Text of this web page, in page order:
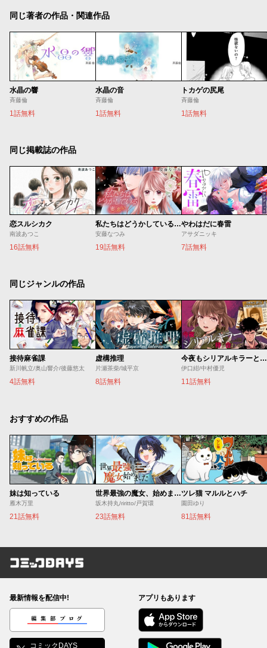
同じ著者の作品・関連作品
水晶の響
斉藤倫
1話無料
水晶の音
斉藤倫
1話無料
トカゲの尻尾
斉藤倫
1話無料
同じ掲載誌の作品
恋スルシカク
南波あつこ
16話無料
私たちはどうかしている 妻恋い
安藤なつみ
19話無料
やわはだに春雷
アサダニッキ
7話無料
同じジャンルの作品
接待麻雀課
新川帆立/奥山響介/後藤悠太
4話無料
虚構推理
片瀬茶柴/城平京
8話無料
今夜もシリアルキラーと待ち合わせ
伊口紺/中村優児
11話無料
おすすめの作品
妹は知っている
雁木万里
21話無料
世界最強の魔女、始めました ～私だけ『攻略サイト』を見れる世界で自由に生きます～
坂木持丸/riritto/戸賀環
23話無料
ツレ猫 マルルとハチ
園田ゆり
81話無料
コミックDAYS
最新情報を配信中!
編集部ブログ
コミックDAYS
アプリもあります